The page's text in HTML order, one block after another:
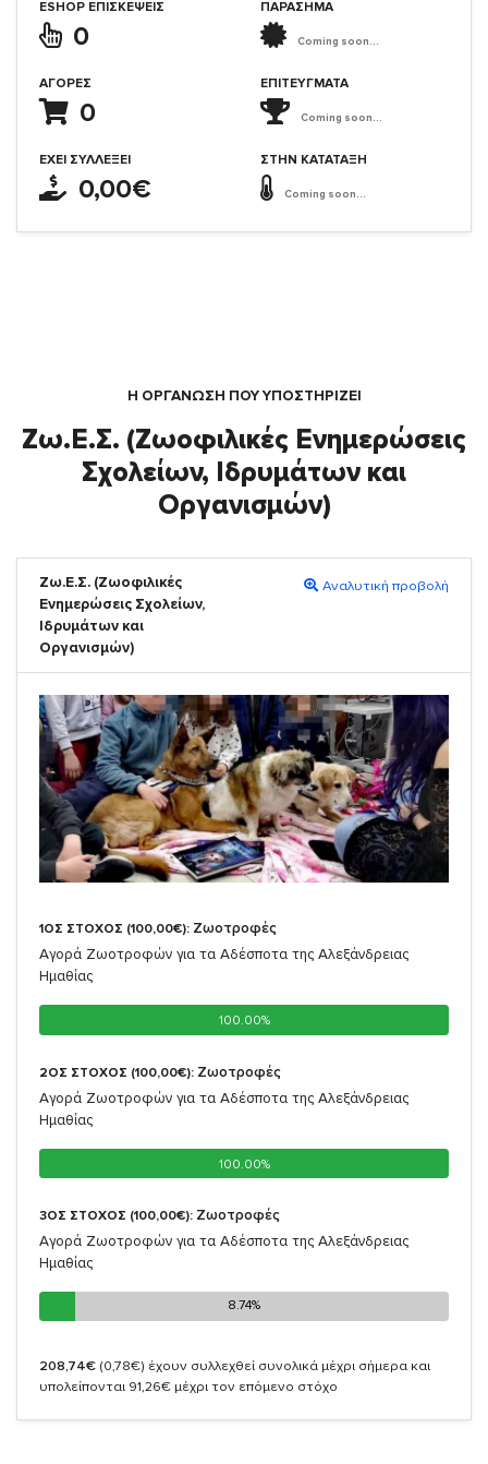
ESHOP ΕΠΙΣΚΈΨΕΙΣ
0
ΑΓΟΡΈΣ
0
ΈΧΕΙ ΣΥΛΛΈΞΕΙ
0,00€
ΠΑΡΑΣΗΜΑ
Coming soon...
ΕΠΙΤΕΎΓΜΑΤΑ
Coming soon...
ΣΤΗΝ ΚΑΤΆΤΑΞΗ
Coming soon...
Η ΟΡΓΆΝΩΣΗ ΠΟΥ ΥΠΟΣΤΗΡΙΖΕΙ
Ζω.Ε.Σ. (Ζωοφιλικές Ενημερώσεις
Σχολείων, Ιδρυμάτων και
Οργανισμών)
Ζω.Ε.Σ. (Ζωοφιλικές
Ενημερώσεις Σχολείων,
Ιδρυμάτων και
Οργανισμών)
Αναλυτική προβολή
1ΟΣ ΣΤΟΧΟΣ (100,00€): Ζωοτροφές
Αγορά Ζωοτροφών για τα Αδέσποτα της Αλεξάνδρειας
Ημαθίας
100.00%
100.00%
2ΟΣ ΣΤΟΧΟΣ (100,00€): Ζωοτροφές
Αγορά Ζωοτροφών για τα Αδέσποτα της Αλεξάνδρειας
Ημαθίας
100.00%
100.00%
3ΟΣ ΣΤΟΧΟΣ (100,00€): Ζωοτροφές
Αγορά Ζωοτροφών για τα Αδέσποτα της Αλεξάνδρειας
Ημαθίας
8.74%
8.74%
208,74€ (0,78€) έχουν συλλεχθεί συνολικά μέχρι σήμερα και
υπολείπονται 91,26€ μέχρι τον επόμενο στόχο